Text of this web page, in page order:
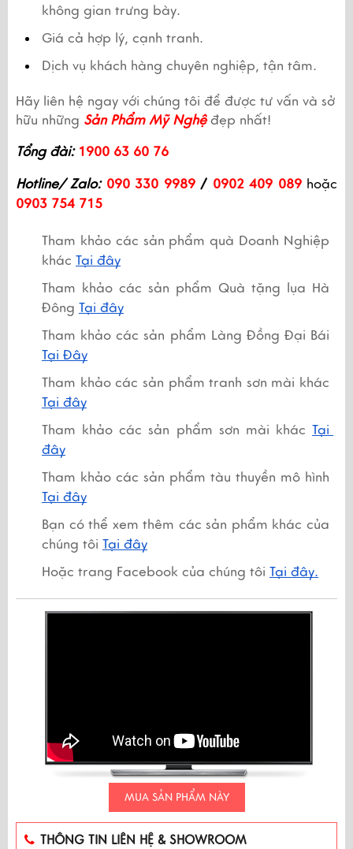
không gian trưng bày.
Giá cả hợp lý, cạnh tranh.
Dịch vụ khách hàng chuyên nghiệp, tận tâm.
Hãy liên hệ ngay với chúng tôi để được tư vấn và sở
hữu những Sản Phẩm Mỹ Nghệ đẹp nhất!
Tổng đài: 1900 63 60 76
Hotline/ Zalo: 090 330 9989 / 0902 409 089
0903 754 715
Tham khảo các sản phẩm quà Doanh Nghiệp
khác Tại đây
Tham khảo các sản phẩm Quà tặng lụa Hà
Đông Tại đây
Tại Đây
Tại đây
Tham khảo các sản phẩm sơn mài khác Tại
đây
Tham khảo các sản phẩm tàu thuyền mô hình
Tại đây
Bạn có thể xem thêm các sản phẩm khác của
chúng tôi Tại đây
Hoặc trang Facebook của chúng tôi Tại đây.
MUA SẢN PHẨM NÀY
THÔNG TIN LIÊN HỆ & SHOWROOM